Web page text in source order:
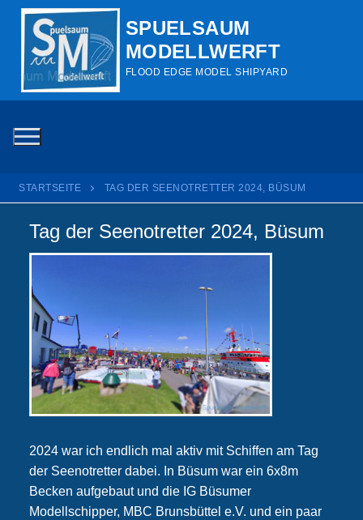
Zum
springen
SPUELSAUM
MODELLWERFT
FLOOD EDGE MODEL SHIPYARD
STARTSEITE TAG DER SEENOTRETTER 2024, BÜSUM
Tag der Seenotretter 2024, Büsum
2024 war ich endlich mal aktiv mit Schiffen am Tag
der Seenotretter dabei. In Büsum war ein 6x8m
Becken aufgebaut und die IG Büsumer
Modellschipper, MBC Brunsbüttel e.V. und ein paar